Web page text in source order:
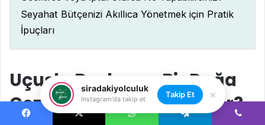
siradakiyolculuk
Instagram'da takip et Takip Et ×